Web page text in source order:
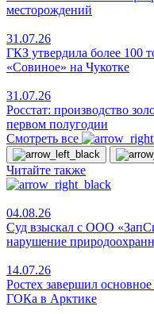
месторождений
31.07.26
ГКЗ утвердила более 100
«Совиное» на Чукотке
31.07.26
Росстат: производство
первом полугодии
Смотреть все
Читайте также
04.08.26
Суд взыскал с ООО
нарушение
14.07.26
Ростех завершил
ГОКа в Арктике